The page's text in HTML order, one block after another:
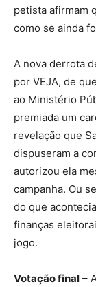
petista afirmam
como se ainda
A nova derrota
por VEJA, de
ao Ministério
premiada um
revelação que
dispuseram a
autorizou ela
campanha. Ou
do que
finanças
jogo.
Votação final –